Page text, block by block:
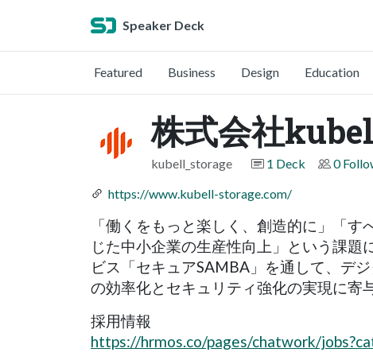
Speaker Deck
Featured Business Design Education
株式会社
kubell_storage 1 Deck 0
https://www.kubell-storage.com/
「働くをもっと楽しく、創造的に」「
じた中小企業の生産性向上」という課
ビス「セキュアSAMBA」を通して、デ
の効率化とセキュリティ強化の実現に寄
採用情報
https://hrmos.co/pages/chatwork/